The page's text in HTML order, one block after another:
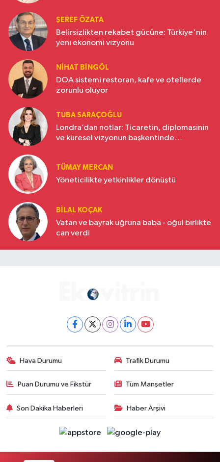
ŞEREF ÖZATA
Belirsizlikten rekabet gücüne: Türkiye'nin
yeni ekonomi vizyonu
NIHAT BINGÖL
DOA sistemi restoran, kafe ve otellerde
zorunlu oluyor
TUBA SARAÇOĞLU
Londra’dan notlar: Ticaretin, diplomasinin
ve küresel vizyonun başkentinde
TÜMAY MERCAN
Yöneticilikte yetkinlikler dönüştü
BILAL KOÇAK
Vatan ve bayrak uğruna baba - oğul birlikte
can verdi
Hava Durumu Trafik Durumu
Puan Durumu ve Fikstür Tüm Manşetler
Son Dakika Haberleri Haber Arşivi